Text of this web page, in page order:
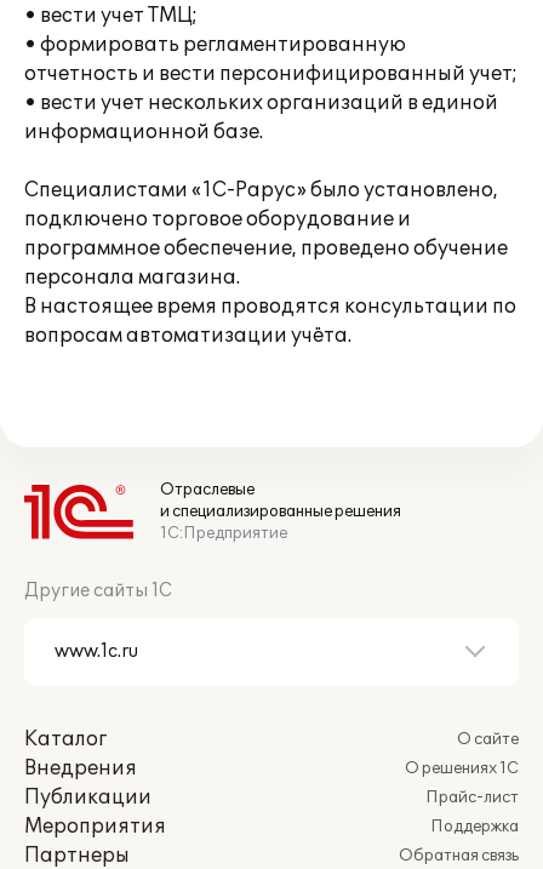
• вести учет ТМЦ;
• формировать регламентированную
отчетность и вести персонифицированный учет;
• вести учет нескольких организаций в единой
информационной базе.
Специалистами «1С-Рарус» было установлено,
подключено торговое оборудование и
программное обеспечение, проведено обучение
персонала магазина.
В настоящее время проводятся консультации по
вопросам автоматизации учёта.
Отраслевые
и специализированные решения
1С:Предприятие
Другие сайты 1С
Каталог
Внедрения
Публикации
Мероприятия
Партнеры
О сайте
О решениях 1С
Прайс-лист
Поддержка
Обратная связь